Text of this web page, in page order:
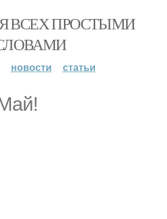
ВСЕХ ПРОСТЫМИ
новости статьи